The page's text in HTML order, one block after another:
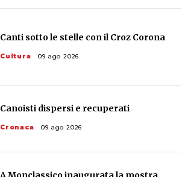
Canti sotto le stelle con il Croz Corona
Cultura 09 ago 2026
Canoisti dispersi e recuperati
Cronaca 09 ago 2026